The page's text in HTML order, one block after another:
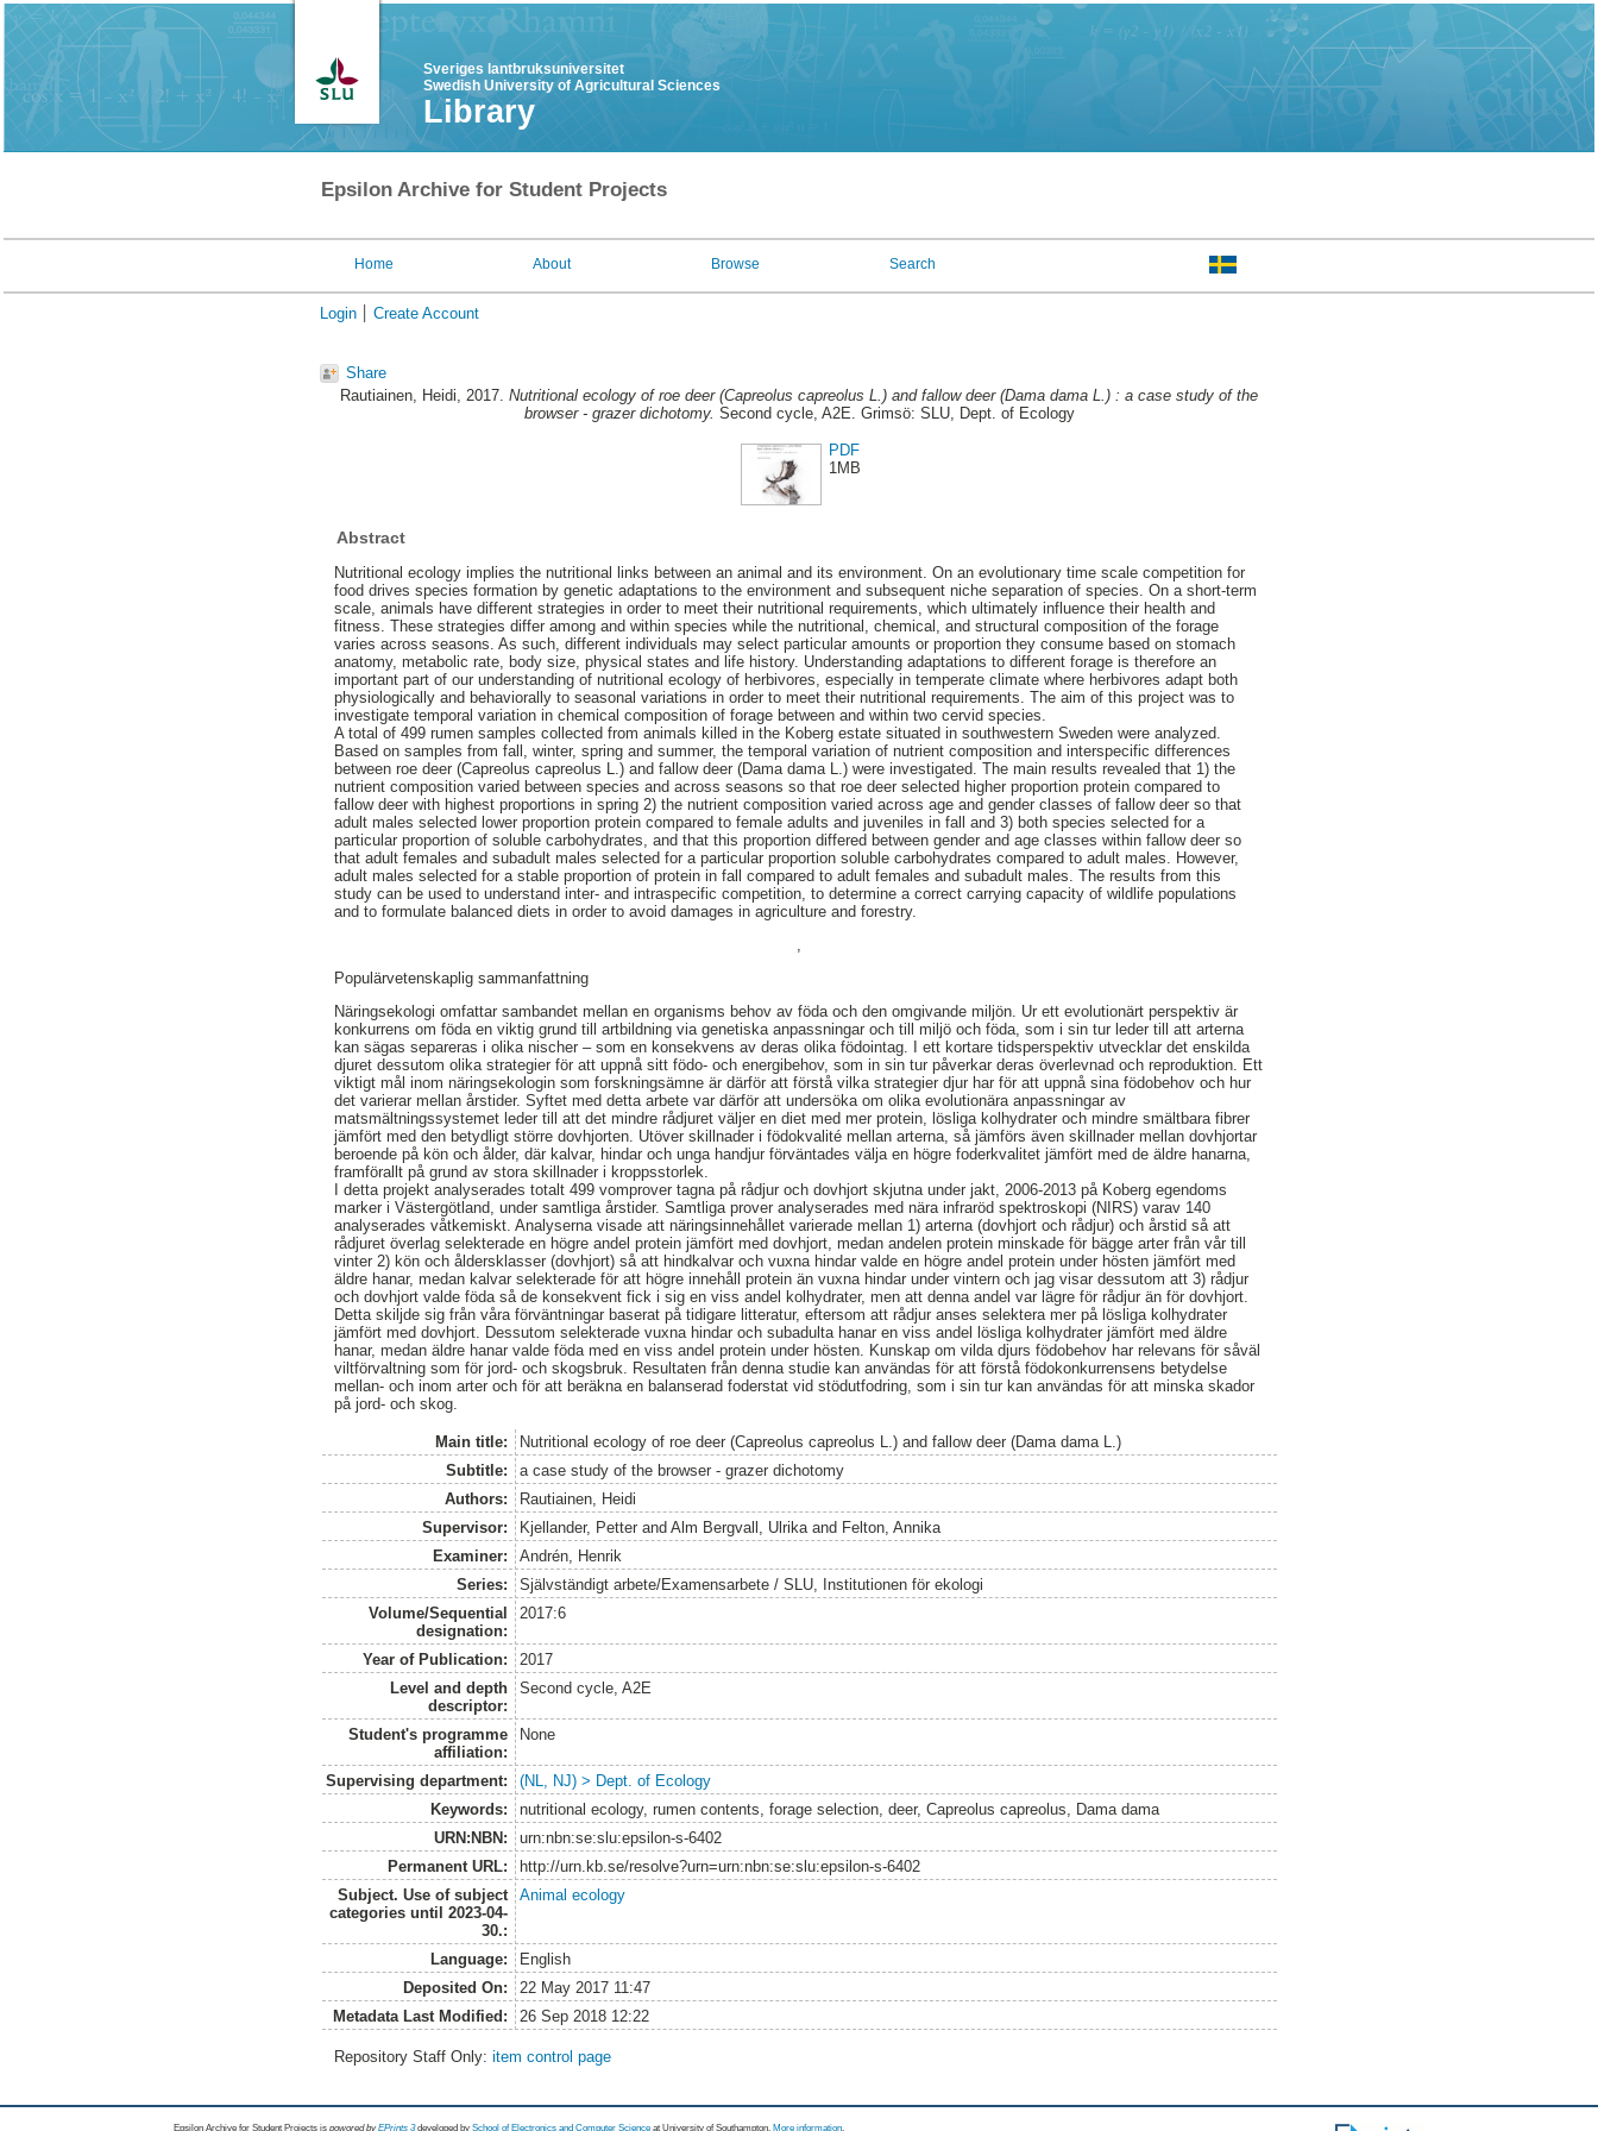
Sveriges lantbruksuniversitet
Swedish University of Agricultural Sciences
Library
Epsilon Archive for Student Projects
Home About Browse Search
Login Create Account
Share
Rautiainen, Heidi, 2017. Nutritional ecology of roe deer (Capreolus capreolus L.) and fallow deer (Dama dama L.) : a case study of the
browser - grazer dichotomy. Second cycle, A2E. Grimsö: SLU, Dept. of Ecology
PDF
1MB
Abstract
Nutritional ecology implies the nutritional links between an animal and its environment. On an evolutionary time scale competition for
food drives species formation by genetic adaptations to the environment and subsequent niche separation of species. On a short-term
scale, animals have different strategies in order to meet their nutritional requirements, which ultimately influence their health and
fitness. These strategies differ among and within species while the nutritional, chemical, and structural composition of the forage
varies across seasons. As such, different individuals may select particular amounts or proportion they consume based on stomach
anatomy, metabolic rate, body size, physical states and life history. Understanding adaptations to different forage is therefore an
important part of our understanding of nutritional ecology of herbivores, especially in temperate climate where herbivores adapt both
physiologically and behaviorally to seasonal variations in order to meet their nutritional requirements. The aim of this project was to
investigate temporal variation in chemical composition of forage between and within two cervid species.
A total of 499 rumen samples collected from animals killed in the Koberg estate situated in southwestern Sweden were analyzed.
Based on samples from fall, winter, spring and summer, the temporal variation of nutrient composition and interspecific differences
between roe deer (Capreolus capreolus L.) and fallow deer (Dama dama L.) were investigated. The main results revealed that 1) the
nutrient composition varied between species and across seasons so that roe deer selected higher proportion protein compared to
fallow deer with highest proportions in spring 2) the nutrient composition varied across age and gender classes of fallow deer so that
adult males selected lower proportion protein compared to female adults and juveniles in fall and 3) both species selected for a
particular proportion of soluble carbohydrates, and that this proportion differed between gender and age classes within fallow deer so
that adult females and subadult males selected for a particular proportion soluble carbohydrates compared to adult males. However,
adult males selected for a stable proportion of protein in fall compared to adult females and subadult males. The results from this
study can be used to understand inter- and intraspecific competition, to determine a correct carrying capacity of wildlife populations
and to formulate balanced diets in order to avoid damages in agriculture and forestry.
Populärvetenskaplig sammanfattning
Näringsekologi omfattar sambandet mellan en organisms behov av föda och den omgivande miljön. Ur ett evolutionärt perspektiv är
konkurrens om föda en viktig grund till artbildning via genetiska anpassningar och till miljö och föda, som i sin tur leder till att arterna
kan sägas separeras i olika nischer – som en konsekvens av deras olika födointag. I ett kortare tidsperspektiv utvecklar det enskilda
djuret dessutom olika strategier för att uppnå sitt födo- och energibehov, som in sin tur påverkar deras överlevnad och reproduktion. Ett
viktigt mål inom näringsekologin som forskningsämne är därför att förstå vilka strategier djur har för att uppnå sina födobehov och hur
det varierar mellan årstider. Syftet med detta arbete var därför att undersöka om olika evolutionära anpassningar av
matsmältningssystemet leder till att det mindre rådjuret väljer en diet med mer protein, lösliga kolhydrater och mindre smältbara fibrer
jämfört med den betydligt större dovhjorten. Utöver skillnader i födokvalité mellan arterna, så jämförs även skillnader mellan dovhjortar
beroende på kön och ålder, där kalvar, hindar och unga handjur förväntades välja en högre foderkvalitet jämfört med de äldre hanarna,
framförallt på grund av stora skillnader i kroppsstorlek.
I detta projekt analyserades totalt 499 vomprover tagna på rådjur och dovhjort skjutna under jakt, 2006-2013 på Koberg egendoms
marker i Västergötland, under samtliga årstider. Samtliga prover analyserades med nära infraröd spektroskopi (NIRS) varav 140
analyserades våtkemiskt. Analyserna visade att näringsinnehållet varierade mellan 1) arterna (dovhjort och rådjur) och årstid så att
rådjuret överlag selekterade en högre andel protein jämfört med dovhjort, medan andelen protein minskade för bägge arter från vår till
vinter 2) kön och åldersklasser (dovhjort) så att hindkalvar och vuxna hindar valde en högre andel protein under hösten jämfört med
äldre hanar, medan kalvar selekterade för att högre innehåll protein än vuxna hindar under vintern och jag visar dessutom att 3) rådjur
och dovhjort valde föda så de konsekvent fick i sig en viss andel kolhydrater, men att denna andel var lägre för rådjur än för dovhjort.
Detta skiljde sig från våra förväntningar baserat på tidigare litteratur, eftersom att rådjur anses selektera mer på lösliga kolhydrater
jämfört med dovhjort. Dessutom selekterade vuxna hindar och subadulta hanar en viss andel lösliga kolhydrater jämfört med äldre
hanar, medan äldre hanar valde föda med en viss andel protein under hösten. Kunskap om vilda djurs födobehov har relevans för såväl
viltförvaltning som för jord- och skogsbruk. Resultaten från denna studie kan användas för att förstå födokonkurrensens betydelse
mellan- och inom arter och för att beräkna en balanserad foderstat vid stödutfodring, som i sin tur kan användas för att minska skador
på jord- och skog.
Main title:
Nutritional ecology of roe deer (Capreolus capreolus L.) and fallow deer (Dama dama L.)
Subtitle:
a case study of the browser - grazer dichotomy
Authors:
Rautiainen, Heidi
Supervisor:
Kjellander, Petterand Alm Bergvall, Ulrikaand Felton, Annika
Examiner:
Andrén, Henrik
Series:
Självständigt arbete/Examensarbete / SLU, Institutionen för ekologi
Volume/Sequential
designation:
2017:6
Year of Publication:
2017
Level and depth
descriptor:
Second cycle, A2E
Student's programme
affiliation:
None
Supervising department:
(NL, NJ) > Dept. of Ecology
Keywords:
nutritional ecology, rumen contents, forage selection, deer, Capreolus capreolus, Dama dama
URN:NBN:
urn:nbn:se:slu:epsilon-s-6402
Permanent URL:
http://urn.kb.se/resolve?urn=urn:nbn:se:slu:epsilon-s-6402
Subject. Use of subject
categories until 2023-04-
30.:
Animal ecology
Language:
English
Deposited On:
22 May 2017 11:47
Metadata Last Modified:
26 Sep 2018 12:22
Repository Staff Only:item control page
Epsilon Archive for Student Projects is powored byEPrints 3 developed by School of Electronics and Computer Science at University of Southampton. More information.